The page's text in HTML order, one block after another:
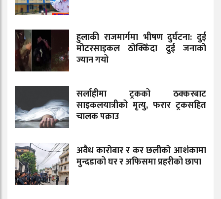
हुलाकी राजमार्गमा भीषण दुर्घटना: दुई
मोटरसाइकल ठोक्किँदा दुई जनाको
ज्यान गयो
सर्लाहीमा ट्रकको ठक्करबाट
साइकलयात्रीको मृत्यु, फरार ट्रकसहित
चालक पक्राउ
अवैध कारोबार र कर छलीको आशंकामा
मुन्दडाको घर र अफिसमा प्रहरीको छापा